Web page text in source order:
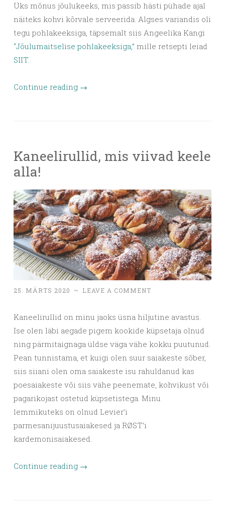
Üks mõnus jõulukeeks, mis passib hästi pühade ajal
näiteks kohvi kõrvale serveerida. Algses variandis oli
tegu pohlakeeksiga, täpsemalt siis Angeelika Kangi
“Jõulumaitselise pohlakeeksiga,” mille retsepti leiad
SIIT.
Continue reading →
Kaneelirullid, mis viivad keele
alla!
25. MÄRTS 2020 ~ LEAVE A COMMENT
Kaneelirullid on minu jaoks üsna hiljutine avastus.
Ise olen läbi aegade pigem kookide küpsetaja olnud
ning pärmitaignaga üldse väga vähe kokku puutunud.
Pean tunnistama, et kuigi olen suur saiakeste sõber,
siis siiani olen oma saiakeste isu rahuldanud kas
poesaiakeste või siis vähe peenemate, kohvikust või
pagarikojast ostetud küpsetistega. Minu
lemmikuteks on olnud Levier’i
parmesanijuustusaiakesed ja RØST’i
kardemonisaiakesed.
Continue reading →